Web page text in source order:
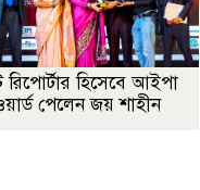
রিপোর্টার হিসেবে আইপা
পেলেন জয় শাহীন